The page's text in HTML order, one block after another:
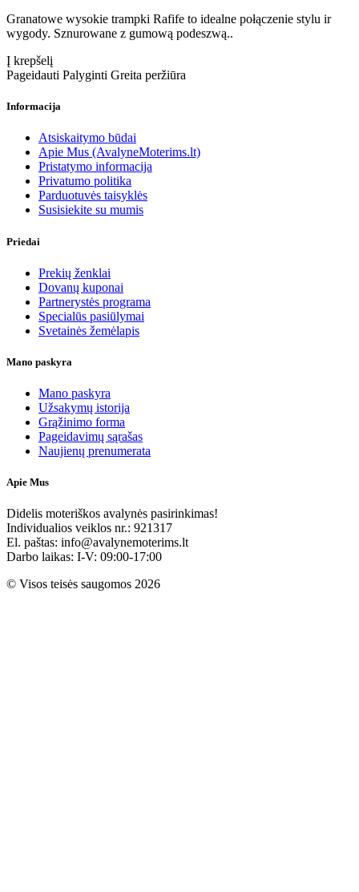
Granatowe wysokie trampki Rafife to idealne połączenie stylu ir
wygody. Sznurowane z gumową podeszwą..
Į krepšelį
Pageidauti Palyginti Greita peržiūra
Informacija
Atsiskaitymo būdai
Apie Mus (AvalyneMoterims.lt)
Pristatymo informacija
Privatumo politika
Parduotuvės taisyklės
Susisiekite su mumis
Priedai
Prekių ženklai
Dovanų kuponai
Partnerystės programa
Specialūs pasiūlymai
Svetainės žemėlapis
Mano paskyra
Mano paskyra
Užsakymų istorija
Grąžinimo forma
Pageidavimų sąrašas
Naujienų prenumerata
Apie Mus
Didelis moteriškos avalynės pasirinkimas!
Individualios veiklos nr.: 921317
El. paštas: info@avalynemoterims.lt
Darbo laikas: I-V: 09:00-17:00
© Visos teisės saugomos 2026